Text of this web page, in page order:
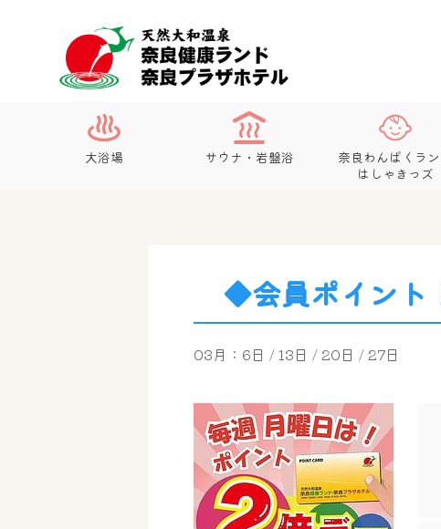
大浴場 サウナ・岩盤浴
奈良わんぱくラ
はしゃきっズ
◆会員ポイント
03月：6日 / 13日 / 20日 / 27日